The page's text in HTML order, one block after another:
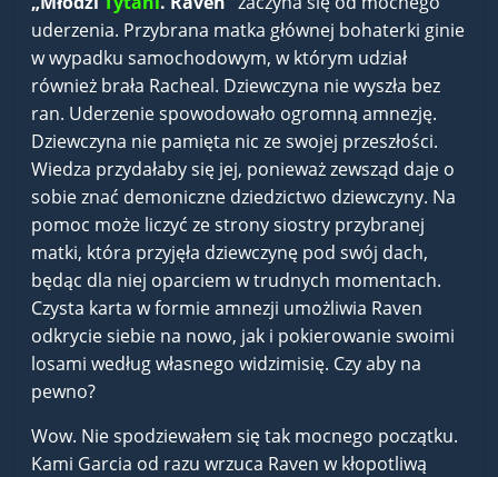
uderzenia. Przybrana matka głównej bohaterki ginie
w wypadku samochodowym, w którym udział
również brała Racheal. Dziewczyna nie wyszła bez
ran. Uderzenie spowodowało ogromną amnezję.
Dziewczyna nie pamięta nic ze swojej przeszłości.
Wiedza przydałaby się jej, ponieważ zewsząd daje o
sobie znać demoniczne dziedzictwo dziewczyny. Na
pomoc może liczyć ze strony siostry przybranej
matki, która przyjęła dziewczynę pod swój dach,
będąc dla niej oparciem w trudnych momentach.
Czysta karta w formie amnezji umożliwia Raven
odkrycie siebie na nowo, jak i pokierowanie swoimi
losami według własnego widzimisię. Czy aby na
pewno?
Wow. Nie spodziewałem się tak mocnego początku.
Kami Garcia od razu wrzuca Raven w kłopotliwą